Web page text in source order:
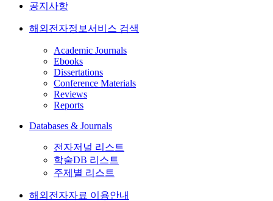
공지사항
해외전자정보서비스 검색
Academic Journals
Ebooks
Dissertations
Conference Materials
Reviews
Reports
Databases & Journals
전자저널 리스트
학술DB 리스트
주제별 리스트
해외전자자료 이용안내